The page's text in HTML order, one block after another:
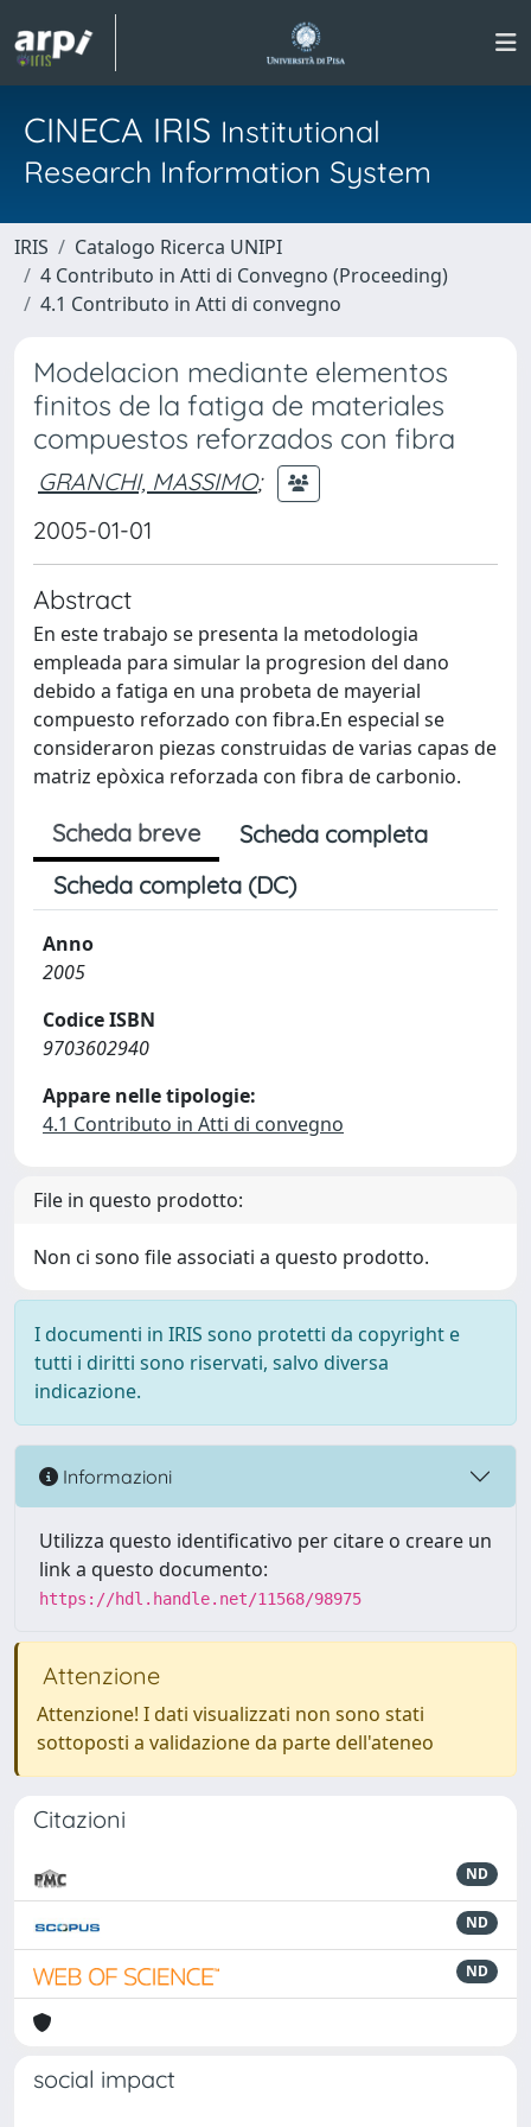
CINECA IRIS Institutional
Research Information System
IRIS
Catalogo Ricerca UNIPI
4 Contributo in Atti di Convegno (Proceeding)
4.1 Contributo in Atti di convegno
Modelacion mediante elementos
finitos de la fatiga de materiales
compuestos reforzados con fibra
GRANCHI, MASSIMO;
2005-01-01
Abstract
En este trabajo se presenta la metodologia
empleada para simular la progresion del dano
debido a fatiga en una probeta de mayerial
compuesto reforzado con fibra.En especial se
consideraron piezas construidas de varias capas de
matriz epòxica reforzada con fibra de carbonio.
Scheda breve
Scheda completa
Scheda completa (DC)
Anno
2005
Codice ISBN
9703602940
Appare nelle tipologie:
4.1 Contributo in Atti di convegno
File in questo prodotto:
Non ci sono file associati a questo prodotto.
I documenti in IRIS sono protetti da copyright e
tutti i diritti sono riservati, salvo diversa
indicazione.
Informazioni
Utilizza questo identificativo per citare o creare un
link a questo documento:
https://hdl.handle.net/11568/98975
Attenzione
Attenzione! I dati visualizzati non sono stati
sottoposti a validazione da parte dell'ateneo
Citazioni
ND
ND
ND
social impact